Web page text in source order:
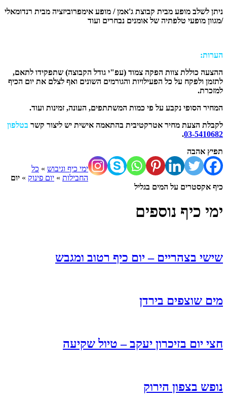
ניתן לשלב מופע מבית קבוצת ג'אמן / מופע אימפרוביזציה מבית רנדומאלי
/מגוון מופעי טלפתיה של אומנים נבחרים ועוד
הערות:
ההצעה כוללת צוות הפקה צמוד (עפ"י גודל הקבוצה) שתפקידו לתאם,
לתזמן ולפקח על כל הפעילויות והגורמים השונים ואף לצלם את יום הכיף
למזכרת.
המחיר הסופי נקבע על פי כמות המשתתפים, העונה, זמינות ועוד.
לקבלת הצעת מחיר אטרקטיבית בהתאמה אישית יש ליצור קשר בטלפון
03-5410682
.
תפיץ אהבה
ימי כיף וגיבוש » כל
החבילות » יום פינוק » יום
כיף אקסטרים על המים בגליל
ימי כיף נוספים
שישי בצהריים – יום כיף רטוב ומגבש
מים שוצפים בירדן
חצי יום בזיכרון יעקב – טיול שקיעה
נופש בצפון הירוק